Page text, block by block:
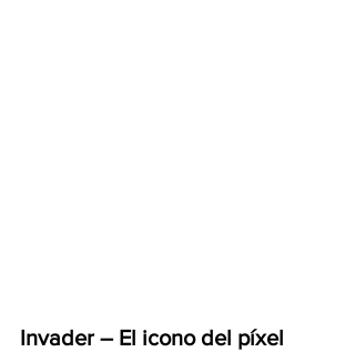
Invader – El icono del píxel